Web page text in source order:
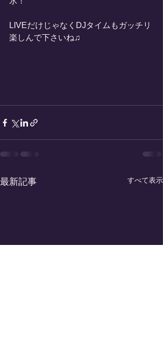
LIVEだけじゃなくDJタイムもガッチリ
楽しんで下さいね♫
最新記事 すべて表示